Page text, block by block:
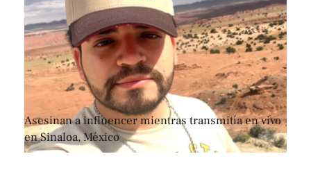
Asesinan a influencer mientras transmitía en vivo
en Sinaloa, México